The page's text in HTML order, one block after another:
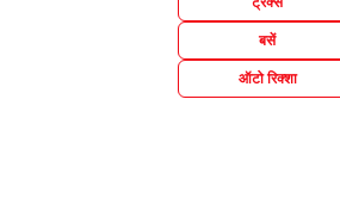
बसें
ऑटो रिक्शा